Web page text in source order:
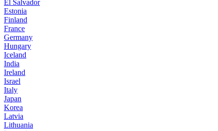
El Salvador
Estonia
Finland
France
Germany
Hungary
Iceland
India
Ireland
Israel
Italy
Japan
Korea
Latvia
Lithuania